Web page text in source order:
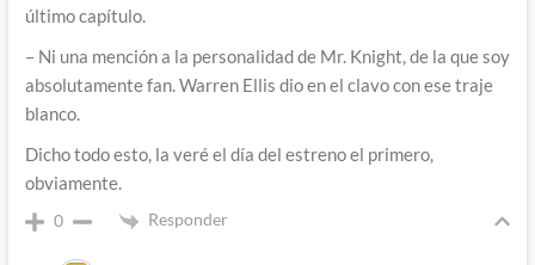
último capítulo.
– Ni una mención a la personalidad de Mr. Knight, de la que soy
absolutamente fan. Warren Ellis dio en el clavo con ese traje
blanco.
Dicho todo esto, la veré el día del estreno el primero,
obviamente.
0 Responder